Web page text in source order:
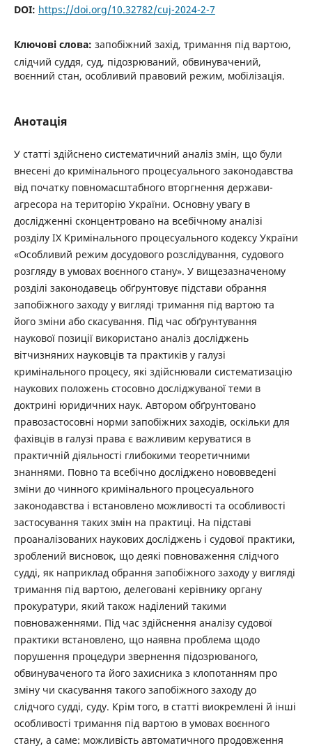
DOI: https://doi.org/10.32782/cuj-2024-2-7
Ключові слова: запобіжний захід, тримання під вартою,
слідчий суддя, суд, підозрюваний, обвинувачений,
воєнний стан, особливий правовий режим, мобілізація.
Анотація
У статті здійснено систематичний аналіз змін, що були
внесені до кримінального процесуального законодавства
від початку повномасштабного вторгнення держави-
агресора на територію України. Основну увагу в
дослідженні сконцентровано на всебічному аналізі
розділу IX Кримінального процесуального кодексу України
«Особливий режим досудового розслідування, судового
розгляду в умовах воєнного стану». У вищезазначеному
розділі законодавець обґрунтовує підстави обрання
запобіжного заходу у вигляді тримання під вартою та
його зміни або скасування. Під час обґрунтування
наукової позиції використано аналіз досліджень
вітчизняних науковців та практиків у галузі
кримінального процесу, які здійснювали систематизацію
наукових положень стосовно досліджуваної теми в
доктрині юридичних наук. Автором обґрунтовано
правозастосовні норми запобіжних заходів, оскільки для
фахівців в галузі права є важливим керуватися в
практичній діяльності глибокими теоретичними
знаннями. Повно та всебічно досліджено нововведені
зміни до чинного кримінального процесуального
законодавства і встановлено можливості та особливості
застосування таких змін на практиці. На підставі
проаналізованих наукових досліджень і судової практики,
зроблений висновок, що деякі повноваження слідчого
судді, як наприклад обрання запобіжного заходу у вигляді
тримання під вартою, делеговані керівнику органу
прокуратури, який також наділений такими
повноваженнями. Під час здійснення аналізу судової
практики встановлено, що наявна проблема щодо
порушення процедури звернення підозрюваного,
обвинуваченого та його захисника з клопотанням про
зміну чи скасування такого запобіжного заходу до
слідчого судді, суду. Крім того, в статті виокремлені й інші
особливості тримання під вартою в умовах воєнного
стану, а саме: можливість автоматичного продовження